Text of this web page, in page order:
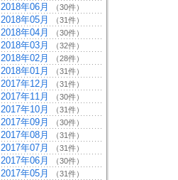
2018年06月 （30件）
2018年05月 （31件）
2018年04月 （30件）
2018年03月 （32件）
2018年02月 （28件）
2018年01月 （31件）
2017年12月 （31件）
2017年11月 （30件）
2017年10月 （31件）
2017年09月 （30件）
2017年08月 （31件）
2017年07月 （31件）
2017年06月 （30件）
2017年05月 （31件）